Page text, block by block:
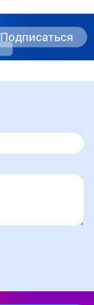
Подписаться